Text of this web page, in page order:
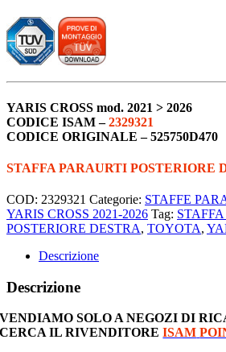
YARIS CROSS mod. 2021 > 2026
CODICE ISAM –2329321
CODICE ORIGINALE –525750D470
STAFFA PARAURTI POSTERIORE
COD: 2329321 Categorie: STAFFE
YARIS CROSS 2021-2026 Tag:
POSTERIORE DESTRA, TOYOTA,
Descrizione
Descrizione
VENDIAMO SOLO A NEGOZI DI
CERCA IL RIVENDITOREISAM